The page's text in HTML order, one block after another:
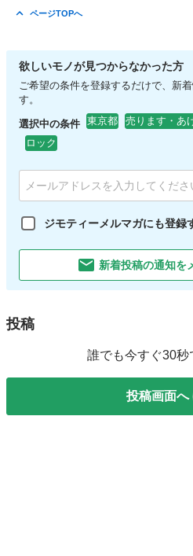
ページTOPへ
欲しいモノが見つからなかった方
ご希望の条件を登録するだけで、新
す。
選択中の条件 東京都 売ります・あ
ロック
ジモティーメルマガにも登録
新着投稿の通知を
投稿
誰でも今すぐ30秒
投稿画面へ